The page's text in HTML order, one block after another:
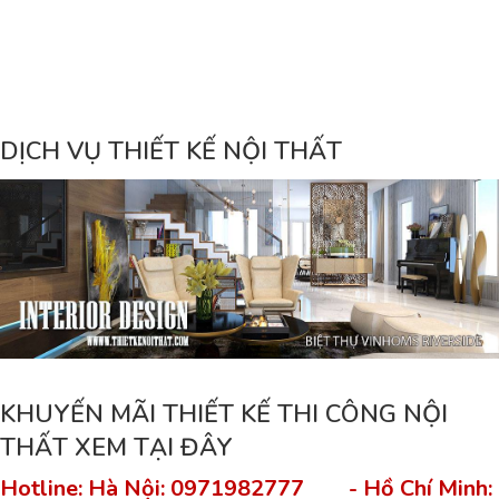
DỊCH VỤ THIẾT KẾ NỘI THẤT
KHUYẾN MÃI THIẾT KẾ THI CÔNG NỘI
THẤT XEM TẠI ĐÂY
Hotline: Hà Nội: 0971982777 - Hồ Chí Minh: